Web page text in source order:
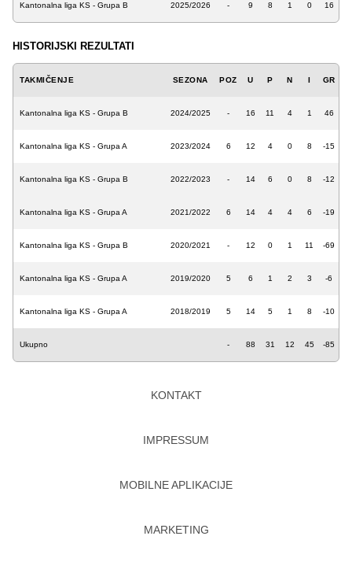
Kantonalna liga KS - Grupa B 2025/2026 - 9 8 1 0 16
HISTORIJSKI REZULTATI
TAKMIČENJE SEZONA POZ U P N I GR
Kantonalna liga KS - Grupa B 2024/2025 - 16 11 4 1 46
Kantonalna liga KS - Grupa A 2023/2024 6 12 4 0 8 -15
Kantonalna liga KS - Grupa B 2022/2023 - 14 6 0 8 -12
Kantonalna liga KS - Grupa A 2021/2022 6 14 4 4 6 -19
Kantonalna liga KS - Grupa B 2020/2021 - 12 0 1 11 -69
Kantonalna liga KS - Grupa A 2019/2020 5 6 1 2 3 -6
Kantonalna liga KS - Grupa A 2018/2019 5 14 5 1 8 -10
Ukupno - 88 31 12 45 -85
KONTAKT
IMPRESSUM
MOBILNE APLIKACIJE
MARKETING